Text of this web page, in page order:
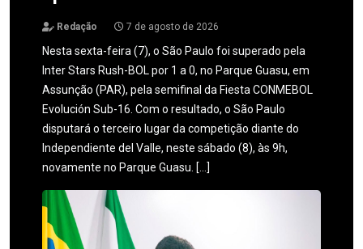
Redação 7 de agosto de 2026
Nesta sexta-feira (7), o São Paulo foi superado pela
Inter Stars Rush-BOL por 1 a 0, no Parque Guasu, em
Assunção (PAR), pela semifinal da Fiesta CONMEBOL
Evolución Sub-16. Com o resultado, o São Paulo
disputará o terceiro lugar da competição diante do
Independiente del Valle, neste sábado (8), às 9h,
novamente no Parque Guasu. […]